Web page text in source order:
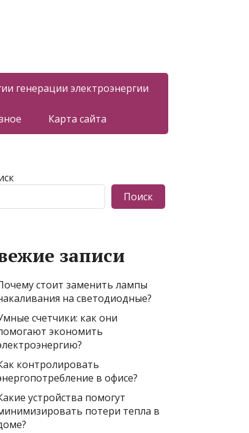
генерации электроэнергии
Карта сайта
Поиск
записи
стоит заменить лампы
на светодиодные?
счетчики: как они
экономить
контролировать
в офисе?
устройства помогут
потери тепла в